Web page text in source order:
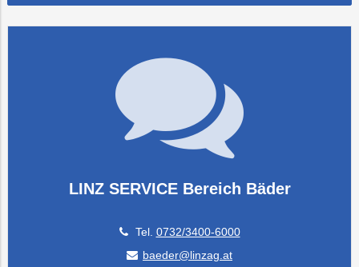
LINZ SERVICE Bereich Bäder
Tel. 0732/3400-6000
baeder@linzag.at